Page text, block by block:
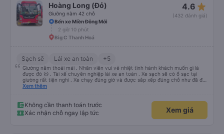
Hoàng Long (Đỏ)
Giường nằm 42 chỗ
4.6 star_rate
(432 đánh giá)
Bến xe Miền Đông Mới
2 giờ 10 phút
Big C Thanh Hoá
Sạch sẽ Lái xe an toàn +5
Giường nằm thoải mái . Nhân viên vui vẻ nhiệt tình hành khách muốn gì là
được đó 😆 . Tài xế chuyên nghiệp lái xe an toàn . Xe sạch sẽ có ổ sạc tại
giường rất tiện nghi . Xe chạy đúng giờ và được sắp xếp đúng chỗ như đã đặt
. Điểm 10 cho hoàng long đỏ 👍
Xem thêm
Không cần thanh toán trước
Xác nhận chỗ ngay lập tức
Xem giá